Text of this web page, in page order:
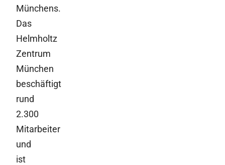
Münchens.
Das
Helmholtz
Zentrum
München
beschäftigt
rund
2.300
Mitarbeiter
und
ist